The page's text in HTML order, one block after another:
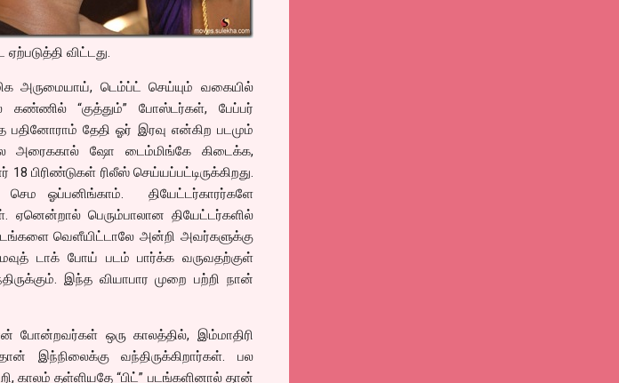
விட்டது.
அருமையாய், டெம்ப்ட் செய்யும் வகையில்
“குத்தும்” போஸ்டர்கள், பேப்பர்
பதினோராம் தேதி ஓர் இரவு என்கிற படமும்
அரைககால் ஷோ டைம்மிங்கே கிடைக்க,
பிரிண்டுகள் ரிலீஸ் செய்யப்பட்டிருக்கிறது.
ஓப்பனிங்காம். தியேட்டர்காரர்களே
ஏனென்றால் பெரும்பாலான தியேட்டர்களில்
வெளீயிட்டாலே அன்றி அவர்களுக்கு
மவுத் டாக் போய் படம் பார்க்க வருவதற்குள்
இந்த வியாபார முறை பற்றி நான்
போன்றவர்கள் ஒரு காலத்தில், இம்மாதிரி
இந்நிலைக்கு வந்திருக்கிறார்கள். பல
காலம் தள்ளியதே “பிட்” படங்களினால் தான்